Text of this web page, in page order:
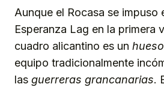
Aunque el Rocasa se impuso
Esperanza Lag en la primera
cuadro alicantino es un hueso
equipo tradicionalmente
las guerreras grancanarias.